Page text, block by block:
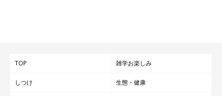
TOP 雑学お楽しみ
しつけ 生態・健康